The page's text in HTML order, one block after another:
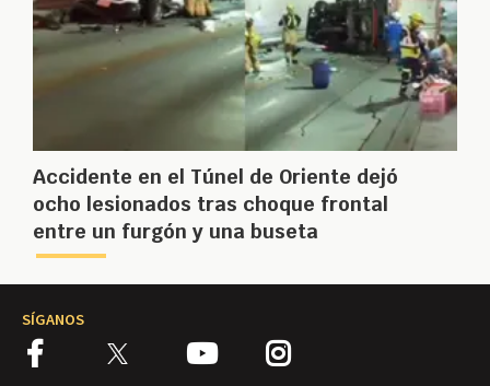
Accidente en el Túnel de Oriente dejó
ocho lesionados tras choque frontal
entre un furgón y una buseta
SÍGANOS